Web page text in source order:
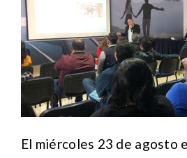
El miércoles 23 de agosto